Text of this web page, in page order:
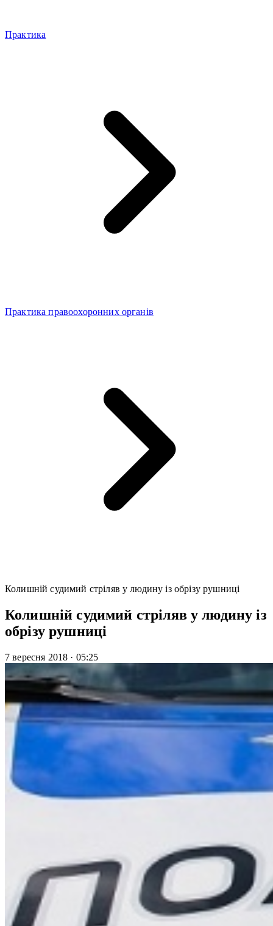
Практика
Практика правоохоронних органів
Колишній судимий стріляв у людину із обрізу рушниці
Колишній судимий стріляв у людину із
обрізу рушниці
7 вересня 2018 · 05:25